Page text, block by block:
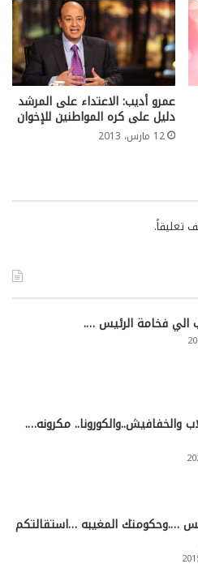
عمرو أديب: الاعتداء على المرشد
دليل على كره المواطنين للإخوان
12 مارس، 2013
تعليقاً.
الي فخامة الرئيس ….
والخفافيش..والكورونا.. مكرونه….
….وحكومتك المغيبه …استقالتكم